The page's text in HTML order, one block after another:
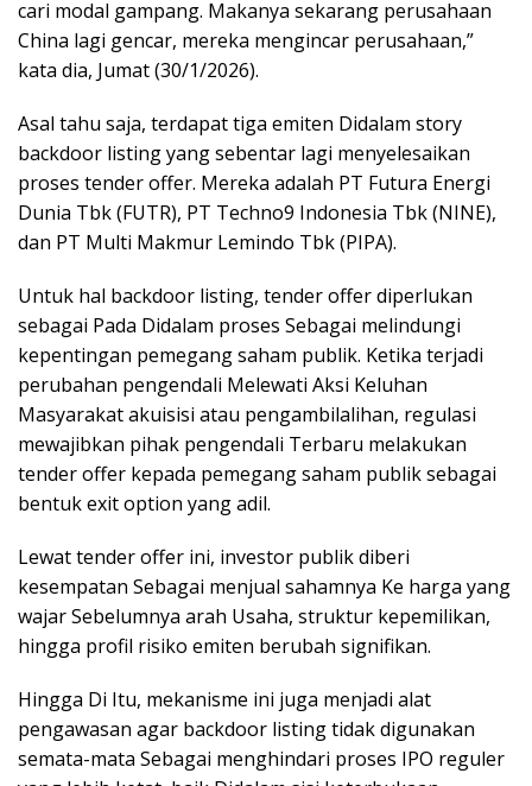
cari modal gampang. Makanya sekarang perusahaan
China lagi gencar, mereka mengincar perusahaan,”
kata dia, Jumat (30/1/2026).
Asal tahu saja, terdapat tiga emiten Didalam story
backdoor listing yang sebentar lagi menyelesaikan
proses tender offer. Mereka adalah PT Futura Energi
Dunia Tbk (FUTR), PT Techno9 Indonesia Tbk (NINE),
dan PT Multi Makmur Lemindo Tbk (PIPA).
Untuk hal backdoor listing, tender offer diperlukan
sebagai Pada Didalam proses Sebagai melindungi
kepentingan pemegang saham publik. Ketika terjadi
perubahan pengendali Melewati Aksi Keluhan
Masyarakat akuisisi atau pengambilalihan, regulasi
mewajibkan pihak pengendali Terbaru melakukan
tender offer kepada pemegang saham publik sebagai
bentuk exit option yang adil.
Lewat tender offer ini, investor publik diberi
kesempatan Sebagai menjual sahamnya Ke harga yang
wajar Sebelumnya arah Usaha, struktur kepemilikan,
hingga profil risiko emiten berubah signifikan.
Hingga Di Itu, mekanisme ini juga menjadi alat
pengawasan agar backdoor listing tidak digunakan
semata-mata Sebagai menghindari proses IPO reguler